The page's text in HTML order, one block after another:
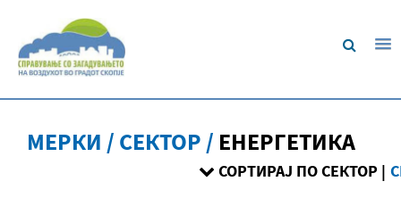
МЕРКИ / СЕКТОР / ЕНЕРГЕТИКА
СОРТИРАЈ ПО СЕКТОР |